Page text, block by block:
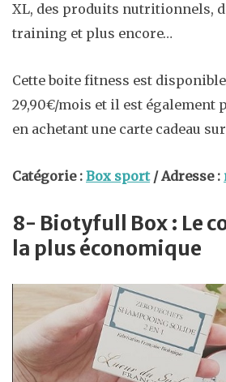
XL, des produits nutritionnels,
training et plus encore…
Cette boite fitness est
29,90€/mois et il est également
en achetant une carte cadeau
Catégorie : Box sport/ Adresse :
8- Biotyfull Box : Le
la plus économique